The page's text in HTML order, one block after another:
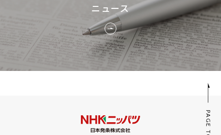
ニュース
PAGE TOP